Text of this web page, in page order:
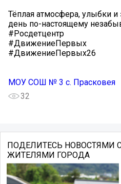
Тёплая атмосфера, улыбки и
день по-настоящему
#Росдетцентр
#ДвижениеПервых
#ДвижениеПервых26
МОУ СОШ № 3 с. Прасковея
32
ПОДЕЛИТЕСЬ НОВОСТЯМИ
ЖИТЕЛЯМИ ГОРОДА